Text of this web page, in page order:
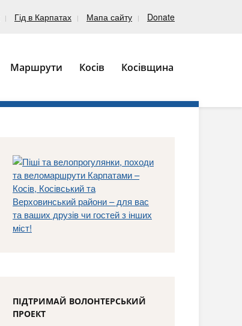
Гід в Карпатах Мапа сайту Donate
Маршрути Косів Косівщина
ПІДТРИМАЙ ВОЛОНТЕРСЬКИЙ
ПРОЕКТ